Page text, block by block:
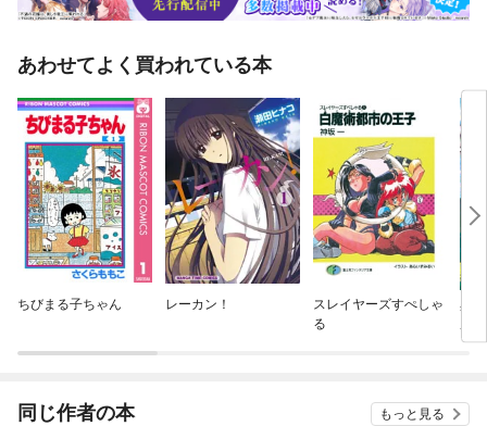
あわせてよく買われている本
ちびまる子ちゃん レーカン！
スレイヤーズすぺしゃ
る
異
よ
同じ作者の本 もっと見る